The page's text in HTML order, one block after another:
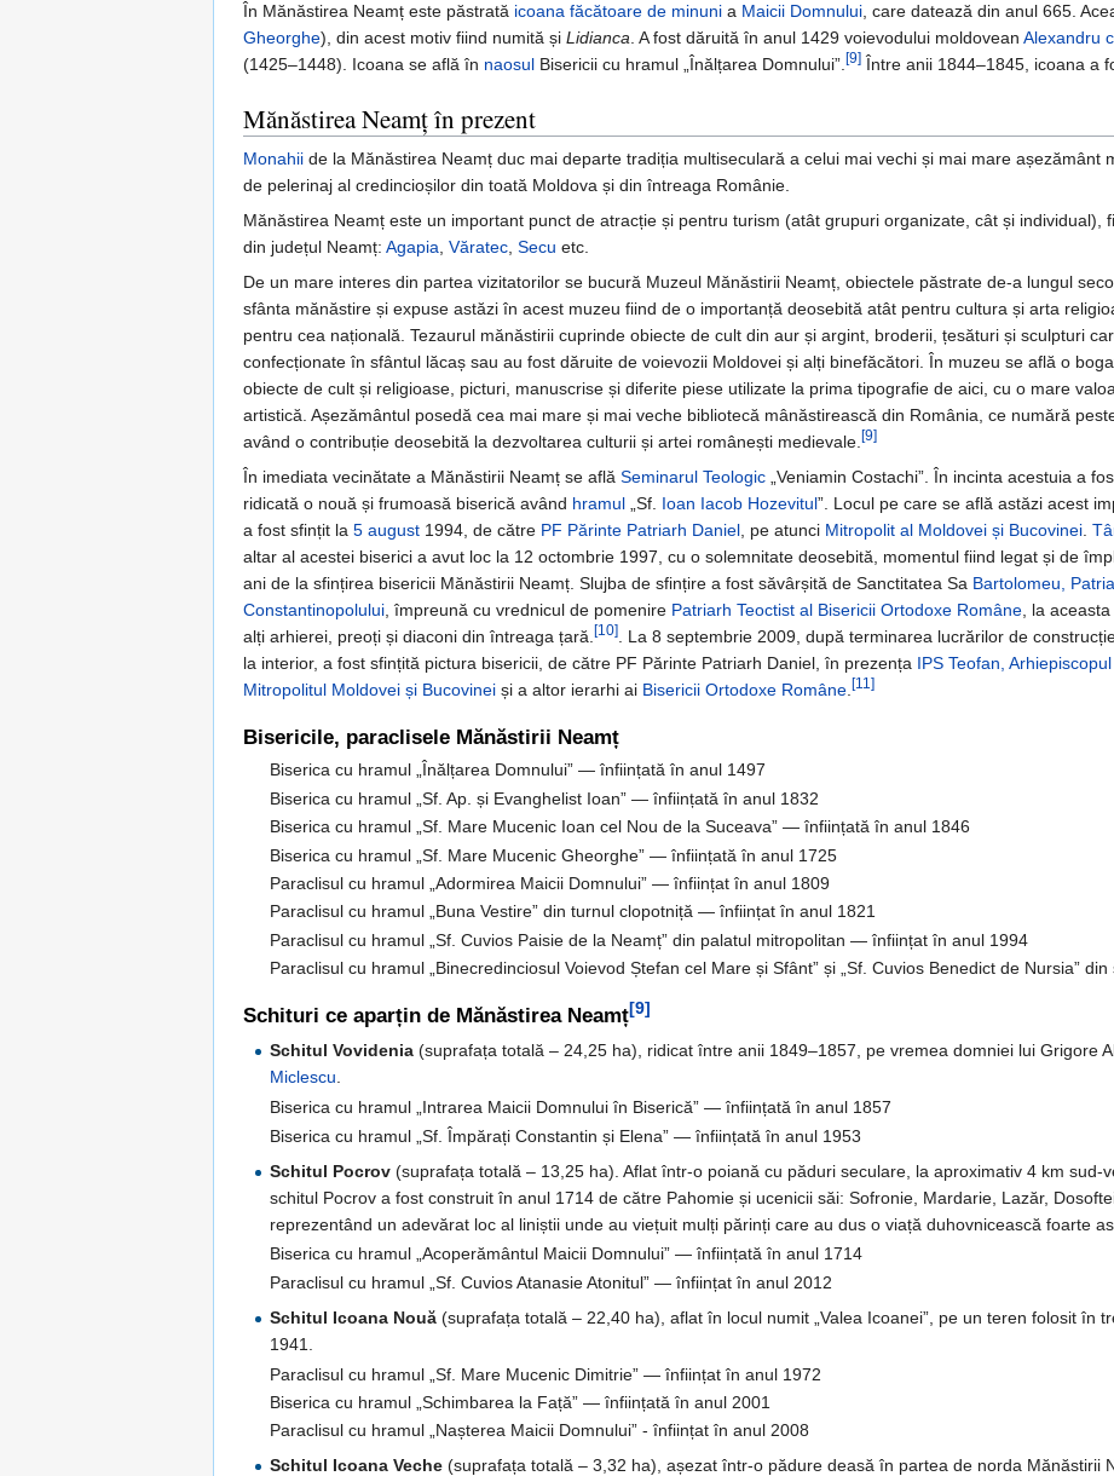
În Mănăstirea Neamț este păstrată icoana făcătoare de minuni a Maicii Domnului, care datează din anul 665.
Gheorghe), din acest motiv fiind numită și Lidianca. A fost dăruită în anul 1429 voievodului moldovean Alexandru
(1425–1448). Icoana se află în naosul Bisericii cu hramul „Înălțarea Domnului”.[9] Între anii 1844–1845, icoana a
Mănăstirea Neamț în prezent
Monahii de la Mănăstirea Neamț duc mai departe tradiția multiseculară a celui mai vechi și mai mare
de pelerinaj al credincioșilor din toată Moldova și din întreaga Românie.
Mănăstirea Neamț este un important punct de atracție și pentru turism (atât grupuri organizate, cât și
din județul Neamț: Agapia, Văratec, Secu etc.
De un mare interes din partea vizitatorilor se bucură Muzeul Mănăstirii Neamț, obiectele păstrate de-a lungul
sfânta mănăstire și expuse astăzi în acest muzeu fiind de o importanță deosebită atât pentru cultura și arta
pentru cea națională. Tezaurul mănăstirii cuprinde obiecte de cult din aur și argint, broderii, țesături și sculpturi
confecționate în sfântul lăcaș sau au fost dăruite de voievozii Moldovei și alți binefăcători. În muzeu se află o
obiecte de cult și religioase, picturi, manuscrise și diferite piese utilizate la prima tipografie de aici, cu o mare
artistică. Așezământul posedă cea mai mare și mai veche bibliotecă mânăstirească din România, ce numără
având o contribuție deosebită la dezvoltarea culturii și artei românești medievale.[9]
În imediata vecinătate a Mănăstirii Neamț se află Seminarul Teologic „Veniamin Costachi”. În incinta acestuia a
ridicată o nouă și frumoasă biserică având hramul „Sf. Ioan Iacob Hozevitul”. Locul pe care se află astăzi acest
a fost sfințit la 5 august 1994, de către PF Părinte Patriarh Daniel, pe atunci Mitropolit al Moldovei și Bucovinei.
altar al acestei biserici a avut loc la 12 octombrie 1997, cu o solemnitate deosebită, momentul fiind legat și de
ani de la sfințirea bisericii Mănăstirii Neamț. Slujba de sfințire a fost săvârșită de Sanctitatea Sa Bartolomeu,
Constantinopolului, împreună cu vrednicul de pomenire Patriarh Teoctist al Bisericii Ortodoxe Române, la
alți arhierei, preoți și diaconi din întreaga țară.[10]. La 8 septembrie 2009, după terminarea lucrărilor de
la interior, a fost sfințită pictura bisericii, de către PF Părinte Patriarh Daniel, în prezența IPS Teofan,
Mitropolitul Moldovei și Bucovinei și a altor ierarhi ai Bisericii Ortodoxe Române.[11]
Bisericile, paraclisele Mănăstirii Neamț
Biserica cu hramul „Înălțarea Domnului” — înființată în anul 1497
Biserica cu hramul „Sf. Ap. și Evanghelist Ioan” — înființată în anul 1832
Biserica cu hramul „Sf. Mare Mucenic Ioan cel Nou de la Suceava” — înființată în anul 1846
Biserica cu hramul „Sf. Mare Mucenic Gheorghe” — înființată în anul 1725
Paraclisul cu hramul „Adormirea Maicii Domnului” — înființat în anul 1809
Paraclisul cu hramul „Buna Vestire” din turnul clopotniță — înființat în anul 1821
Paraclisul cu hramul „Sf. Cuvios Paisie de la Neamț” din palatul mitropolitan — înființat în anul 1994
Paraclisul cu hramul „Binecredinciosul Voievod Ștefan cel Mare și Sfânt” și „Sf. Cuvios Benedict de Nursia”
Schituri ce aparțin de Mănăstirea Neamț[9]
Schitul Vovidenia (suprafața totală – 24,25 ha), ridicat între anii 1849–1857, pe vremea domniei lui Grigore
Miclescu.
Biserica cu hramul „Intrarea Maicii Domnului în Biserică” — înființată în anul 1857
Biserica cu hramul „Sf. Împărați Constantin și Elena” — înființată în anul 1953
Schitul Pocrov (suprafața totală – 13,25 ha). Aflat într-o poiană cu păduri seculare, la aproximativ 4 km sud-
schitul Pocrov a fost construit în anul 1714 de către Pahomie și ucenicii săi: Sofronie, Mardarie, Lazăr,
reprezentând un adevărat loc al liniștii unde au viețuit mulți părinți care au dus o viață duhovnicească foarte
Biserica cu hramul „Acoperământul Maicii Domnului” — înființată în anul 1714
Paraclisul cu hramul „Sf. Cuvios Atanasie Atonitul” — înființat în anul 2012
Schitul Icoana Nouă (suprafața totală – 22,40 ha), aflat în locul numit „Valea Icoanei”, pe un teren folosit
1941.
Paraclisul cu hramul „Sf. Mare Mucenic Dimitrie” — înființat în anul 1972
Biserica cu hramul „Schimbarea la Față” — înființată în anul 2001
Paraclisul cu hramul „Nașterea Maicii Domnului” - înființat în anul 2008
Schitul Icoana Veche (suprafața totală – 3,32 ha), așezat într-o pădure deasă în partea de norda Mănăstirii